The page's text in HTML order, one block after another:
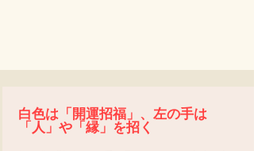
白色は「開運招福」、左の手は
「人」や「縁」を招く